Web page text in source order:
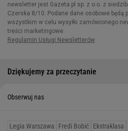
Dziękujemy za przeczytanie
Obserwuj nas
Legia Warszawa Fredi Bobić Ekstraklasa